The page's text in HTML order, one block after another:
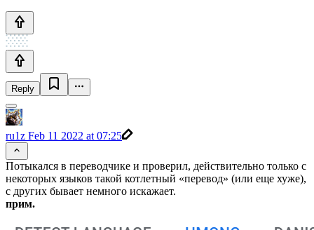
Reply
ru1z Feb 11 2022 at 07:25
Потыкался в переводчике и проверил, действительно только с
некоторых языков такой котлетный «перевод» (или еще хуже),
с других бывает немного искажает.
прим.